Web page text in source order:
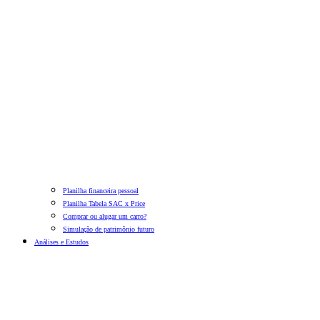
Planilha financeira pessoal
Planilha Tabela SAC x Price
Comprar ou alugar um carro?
Simulação de patrimônio futuro
Análises e Estudos